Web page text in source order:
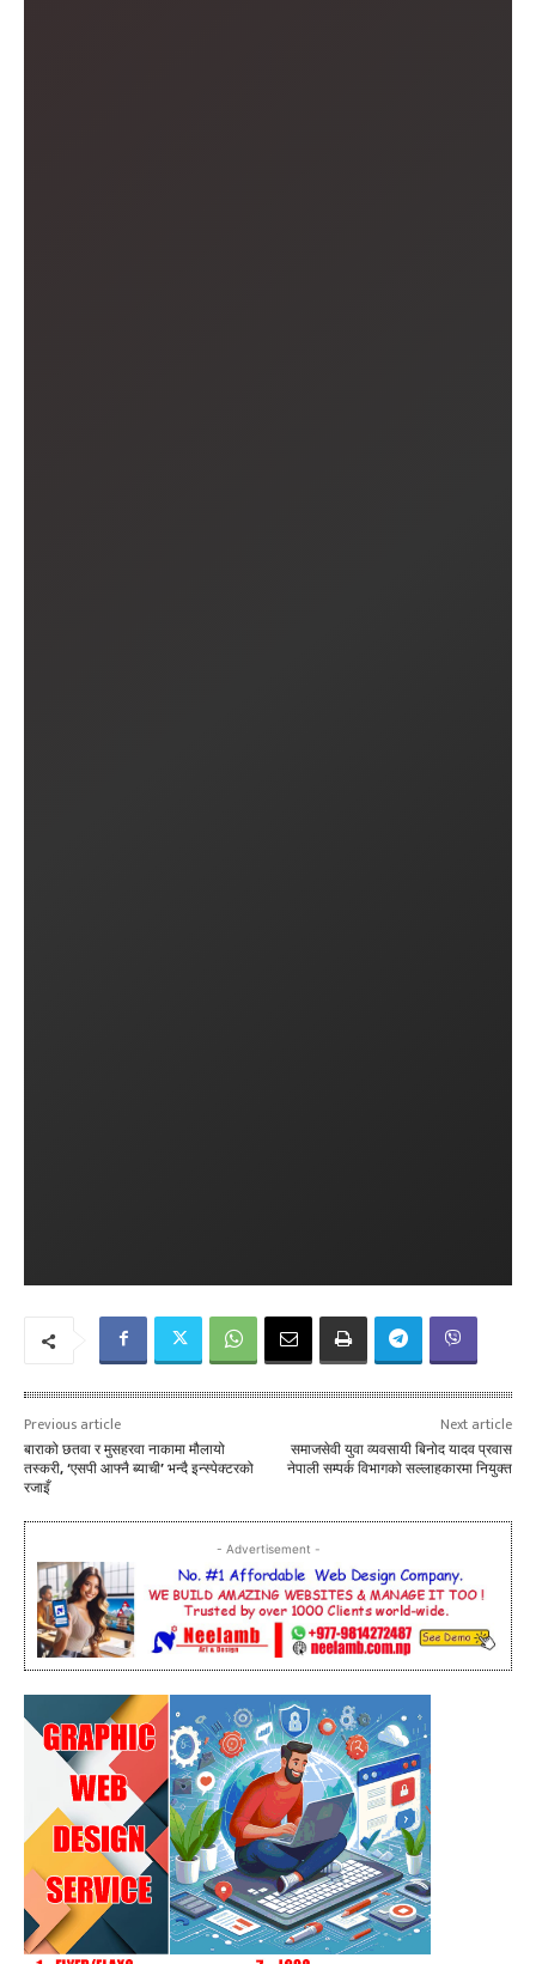
Previous article
बाराको छतवा र मुसहरवा नाकामा मौलायो
तस्करी, ‘एसपी आफ्नै ब्याची’ भन्दै इन्स्पेक्टरको
रजाइँ
Next article
समाजसेवी युवा व्यवसायी बिनोद यादव प्रवास
नेपाली सम्पर्क विभागको सल्लाहकारमा नियुक्त
- Advertisement -